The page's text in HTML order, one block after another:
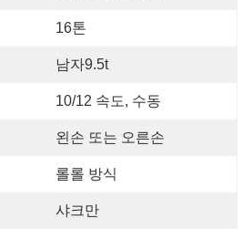
16톤
남자9.5t
10/12 속도, 수동
왼손 또는 오른손
롤롤 방식
샤크만